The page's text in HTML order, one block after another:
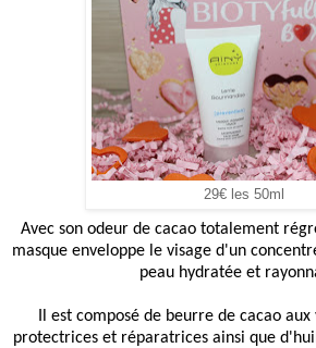
29€ les 50ml
Avec son odeur de cacao totalement
masque enveloppe le visage d'un
peau hydratée et
Il est composé de beurre de cacao
protectrices et réparatrices ainsi que